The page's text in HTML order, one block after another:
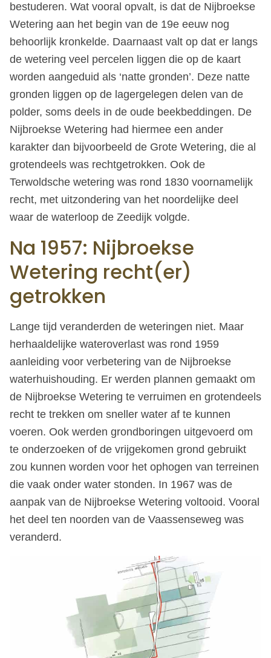
bestuderen. Wat vooral opvalt, is dat de Nijbroekse
Wetering aan het begin van de 19e eeuw nog
behoorlijk kronkelde. Daarnaast valt op dat er langs
de wetering veel percelen liggen die op de kaart
worden aangeduid als ‘natte gronden’. Deze natte
gronden liggen op de lagergelegen delen van de
polder, soms deels in de oude beekbeddingen. De
Nijbroekse Wetering had hiermee een ander
karakter dan bijvoorbeeld de Grote Wetering, die al
grotendeels was rechtgetrokken. Ook de
Terwoldsche wetering was rond 1830 voornamelijk
recht, met uitzondering van het noordelijke deel
waar de waterloop de Zeedijk volgde.
Na 1957: Nijbroekse
Wetering recht(er)
getrokken
Lange tijd veranderden de weteringen niet. Maar
herhaaldelijke wateroverlast was rond 1959
aanleiding voor verbetering van de Nijbroekse
waterhuishouding. Er werden plannen gemaakt om
de Nijbroekse Wetering te verruimen en grotendeels
recht te trekken om sneller water af te kunnen
voeren. Ook werden grondboringen uitgevoerd om
te onderzoeken of de vrijgekomen grond gebruikt
zou kunnen worden voor het ophogen van terreinen
die vaak onder water stonden. In 1967 was de
aanpak van de Nijbroekse Wetering voltooid. Vooral
het deel ten noorden van de Vaassenseweg was
veranderd.